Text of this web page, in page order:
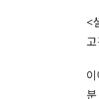
<